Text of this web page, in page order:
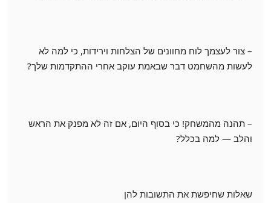
– צור לעצמך לוח מחוונים של הצלחות וירידות, כי למה לא
לעשות מהשחמט דבר שבאמת עוקב אחרי ההתקדמות שלך?
– תהנה מהמשחק! כי בסוף היום, אם זה לא מפנק את הראש
והלב — למה בכלל?
שאלות שחיפשת את התשובות להן